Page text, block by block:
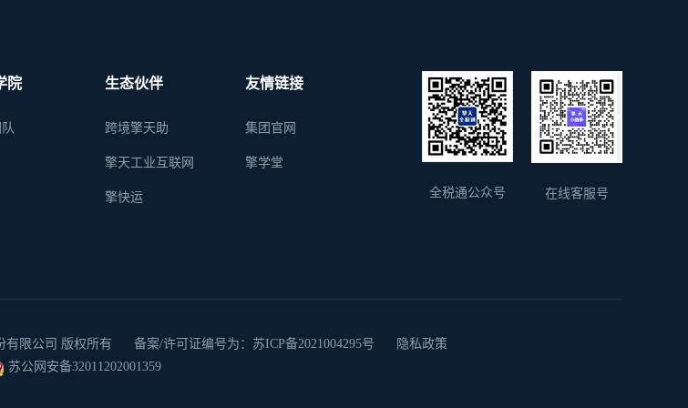
院 生态伙伴
跨境擎天助
擎天工业互联网
擎快运
友情链接
集团官网
擎学堂
全税通公众号 在线客服号
有限公司 版权所有 备案/许可证编号为：苏ICP备2021004295号
隐私政策
苏公网安备32011202001359